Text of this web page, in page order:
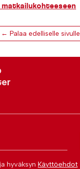
matkailukohteeseen
← Palaa edelliselle sivulle
hyväksyn Käyttöehdot